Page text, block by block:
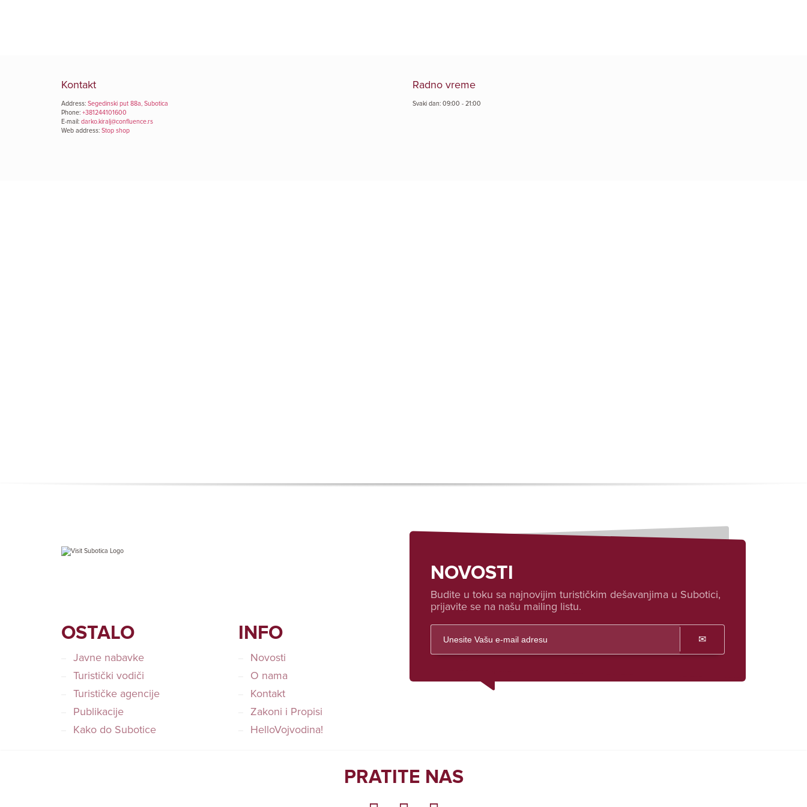
Kontakt
Address: Segedinski put 88a, Subotica
Phone: +381244101600
E-mail: darko.kiralj@confluence.rs
Web address: Stop shop
Radno vreme
Svaki dan: 09:00 - 21:00
OSTALO
Javne nabavke
Turistički vodiči
Turističke agencije
Publikacije
Kako do Subotice
INFO
Novosti
O nama
Kontakt
Zakoni i Propisi
HelloVojvodina!
NOVOSTI
Budite u toku sa najnovijim turističkim dešavanjima u Subotici,
prijavite se na našu mailing listu.
PRATITE NAS